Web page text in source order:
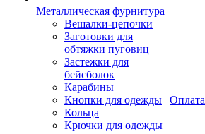
Металлическая фурнитура
Вешалки-цепочки
Заготовки для
обтяжки пуговиц
Застежки для
бейсболок
Карабины
Кнопки для одежды
Кольца
Крючки для одежды
Оплата